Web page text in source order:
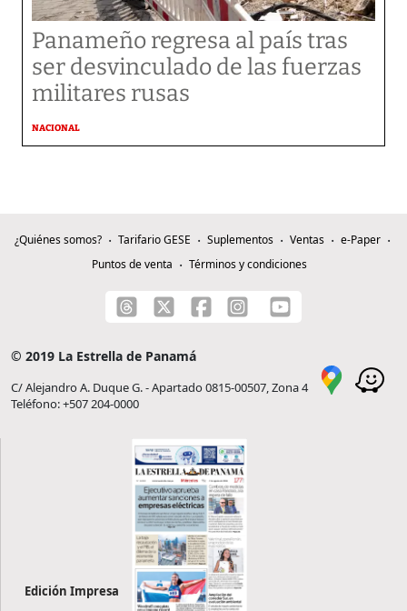
Panameño regresa al país tras
ser desvinculado de las fuerzas
militares rusas
NACIONAL
¿Quiénes somos? Tarifario GESE Suplementos Ventas
e-Paper
Puntos de venta
Términos y condiciones
© 2019 La Estrella de Panamá
C/ Alejandro A. Duque G. - Apartado 0815-00507, Zona 4
Teléfono: +507 204-0000
Edición Impresa